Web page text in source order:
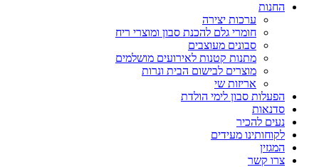
החנות
ערכות יצירה
חומרי גלם להכנת סבון ומוצרי ריח
סבונים מעוצבים
מתנות קטנות לאירועים מושלמים
מוצרים לבישום הבית ונרות
אריזות שי
הפעלות סבון לימי הולדת
סדנאות
נעים להכיר
לקוחותינו מעידים
המגזין
צרו קשר